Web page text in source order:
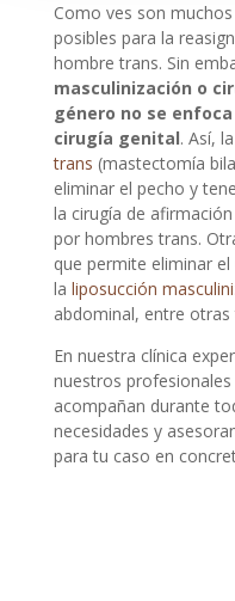
Como ves son
posibles para la
hombre trans. Sin
masculinización o
género no se
cirugía genital. Así, la
trans (mastectomía
eliminar el pecho y
la cirugía de
por hombres trans.
que permite eliminar
la liposucción
abdominal, entre otras
En nuestra clínica
nuestros
acompañan durante
necesidades y
para tu caso en